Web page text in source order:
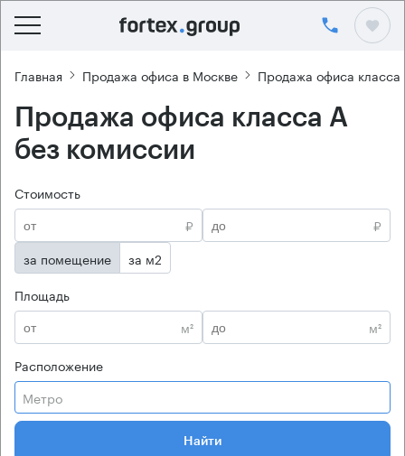
Главная Продажа офиса в Москве Продажа офиса класса
Продажа офиса класса А
без комиссии
Стоимость
₽
₽
за помещение
за м2
Площадь
м²
м²
Расположение
Метро
Найти